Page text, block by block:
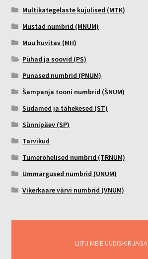
Multikategelaste kujulised (MTK)
Mustad numbrid (MNUM)
Muu huvitav (MH)
Pühad ja soovid (PS)
Punased numbrid (PNUM)
Šampanja tooni numbrid (ŠNUM)
Südamed ja tähekesed (ST)
Sünnipäev (SP)
Tarvikud
Tumerohelised numbrid (TRNUM)
Ümmargused numbrid (ÜNUM)
Vikerkaare värvi numbrid (VNUM)
LIITU MEIE UUDISKIRJAGA